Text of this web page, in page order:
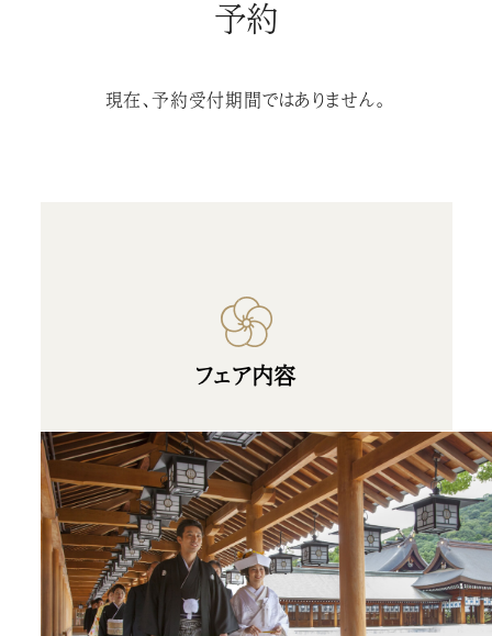
予約
現在、予約受付期間ではありません。
フェア内容